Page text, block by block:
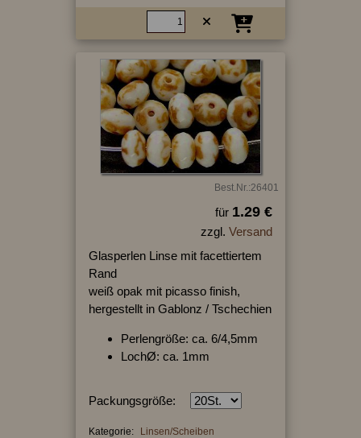
Best.Nr.:26401
für 1.29 €
zzgl. Versand
Glasperlen Linse mit facettiertem
Rand
weiß opak mit picasso finish,
hergestellt in Gablonz / Tschechien
Perlengröße: ca. 6/4,5mm
LochØ: ca. 1mm
Packungsgröße:
Kategorie: Linsen/Scheiben